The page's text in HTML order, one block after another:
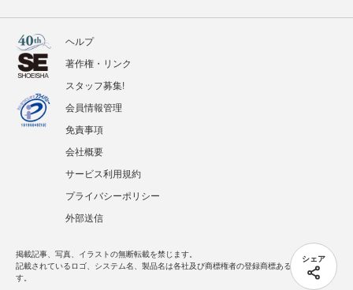
シェア
ヘルプ
著作権・リンク
スタッフ募集!
会員情報管理
免責事項
会社概要
サービス利用規約
プライバシーポリシー
外部送信
掲載記事、写真、イラストの無断転載を禁じます。
記載されているロゴ、システム名、製品名は各社及び商標権者の登録商標あるいは商標で
す。